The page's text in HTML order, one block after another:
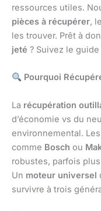
ressources utiles.
pièces à récupérer,
les trouver. Prêt à
jeté ? Suivez le guide
Pourquoi
La récupération
d’économie vs du
environnemental.
comme Bosch ou
robustes, parfois
Un moteur universel
survivre à trois